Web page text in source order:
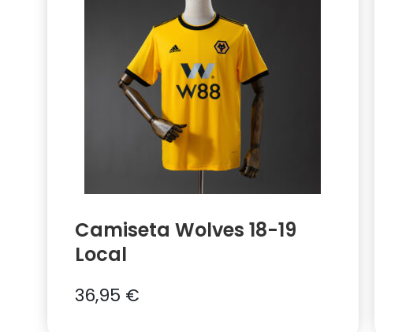
Camiseta Wolves 18-19
Local
36,95 €